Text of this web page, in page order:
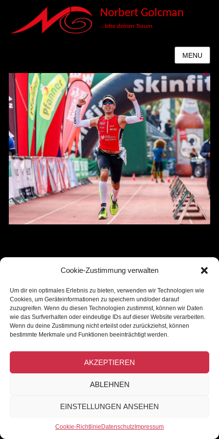
Cookie-Zustimmung verwalten
Um dir ein optimales Erlebnis zu bieten, verwenden wir Technologien wie
Cookies, um Geräteinformationen zu speichern und/oder darauf
zuzugreifen. Wenn du diesen Technologien zustimmst, können wir Daten
wie das Surfverhalten oder eindeutige IDs auf dieser Website verarbeiten.
Wenn du deine Zustimmung nicht erteilst oder zurückziehst, können
bestimmte Merkmale und Funktionen beeinträchtigt werden.
AKZEPTIEREN
ABLEHNEN
EINSTELLUNGEN ANSEHEN
Cookie-Richtlinie Datenschutz Impressum
Norbert Golcman
...lebe deinen Traum.
MENU
Datenschutz
Haftungsausschluss
Cookie-Richtlinie (EU)
Copyright © 2026Norbert Golcman. All Rights Reserved.
Datenschutz| NG bykonnichiwa!